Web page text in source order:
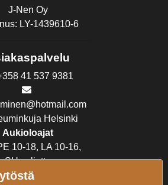
J-Nen Oy
LY-1439610-6
41 537 9381
Helsinki
Aukioloajat
10-18, LA 10-16,
SU suljettu